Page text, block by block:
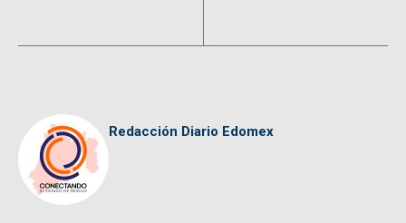
Redacción Diario Edomex